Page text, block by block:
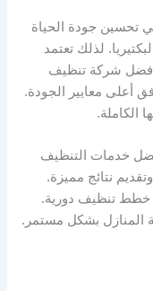
تحسين جودة الحياة
لذلك تعتمد
شركة تنظيف
أعلى معايير الجودة.
الكاملة.
خدمات التنظيف
نتائج مميزة.
خطط تنظيف دورية.
المنازل بشكل مستمر.